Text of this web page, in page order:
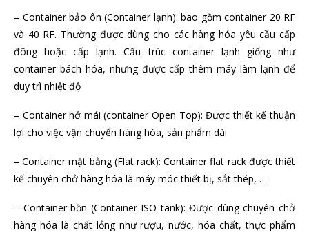
– Container bảo ôn (Container lạnh): bao gồm container 20 RF
và 40 RF. Thường được dùng cho các hàng hóa yêu cầu cấp
đông hoặc cấp lạnh. Cấu trúc container lạnh giống như
container bách hóa, nhưng được cấp thêm máy làm lạnh để
duy trì nhiệt độ
– Container hở mái (container Open Top): Được thiết kế thuận
lợi cho việc vận chuyển hàng hóa, sản phẩm dài
– Container mặt bằng (Flat rack): Container flat rack được thiết
kế chuyên chở hàng hóa là máy móc thiết bị, sắt thép, …
– Container bồn (Container ISO tank): Được dùng chuyên chở
hàng hóa là chất lỏng như rượu, nước, hóa chất, thực phẩm